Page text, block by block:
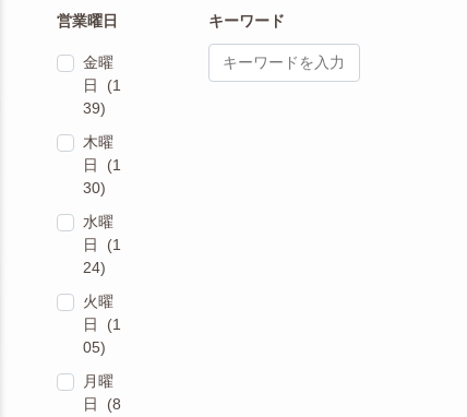
営業曜日
金曜
日 (1
39)
木曜
日 (1
30)
水曜
日 (1
24)
火曜
日 (1
05)
月曜
日 (8
キーワード